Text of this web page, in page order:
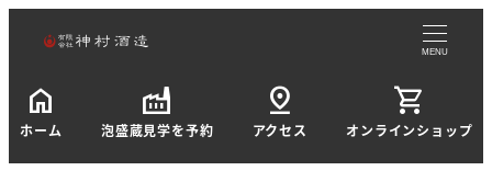
home
ホーム
factory
泡盛蔵見学を予約
pin_drop
アクセス
shopping_cart
オンラインショップ
MENU